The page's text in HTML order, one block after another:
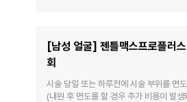
[남성 얼굴] 젠틀맥스프로플러
회
시술 당일 또는 하루전에 시술 부위를 면
(내원 후 면도를 할 경우 추가 비용이 발생